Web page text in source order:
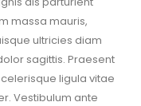
massa mauris,
ultricies diam
sagittis. Praesent
ligula vitae
Vestibulum ante